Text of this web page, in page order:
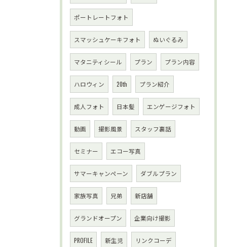
ポートレートフォト
スマッシュケーキフォト ぬいぐるみ
マタニティシール プラン プラン内容
ハロウィン 20th プラン紹介
成人フォト 日本髪 エンゲージフォト
動画 撮影風景 スタッフ裏話
セミナー エコー写真
サマーキャンペーン ダブルプラン
家族写真 兄弟 新店舗
グランドオープン 企業向け撮影
PROFILE 新生児 リンクコーデ